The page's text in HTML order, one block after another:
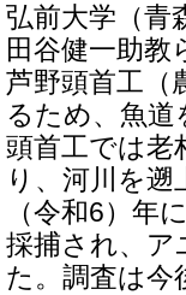
弘前大学（青
田谷健一助
芦野頭首工（
るため、魚道
頭首工では老
り、河川を
（令和6）年
採捕され、
た。調査は今